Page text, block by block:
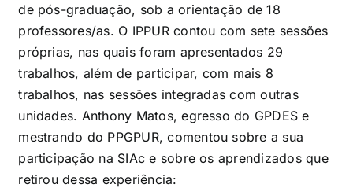
de pós-graduação, sob a orientação de 18
professores/as. O IPPUR contou com sete sessões
próprias, nas quais foram apresentados 29
trabalhos, além de participar, com mais 8
trabalhos, nas sessões integradas com outras
unidades. Anthony Matos, egresso do GPDES e
mestrando do PPGPUR, comentou sobre a sua
participação na SIAc e sobre os aprendizados que
retirou dessa experiência: